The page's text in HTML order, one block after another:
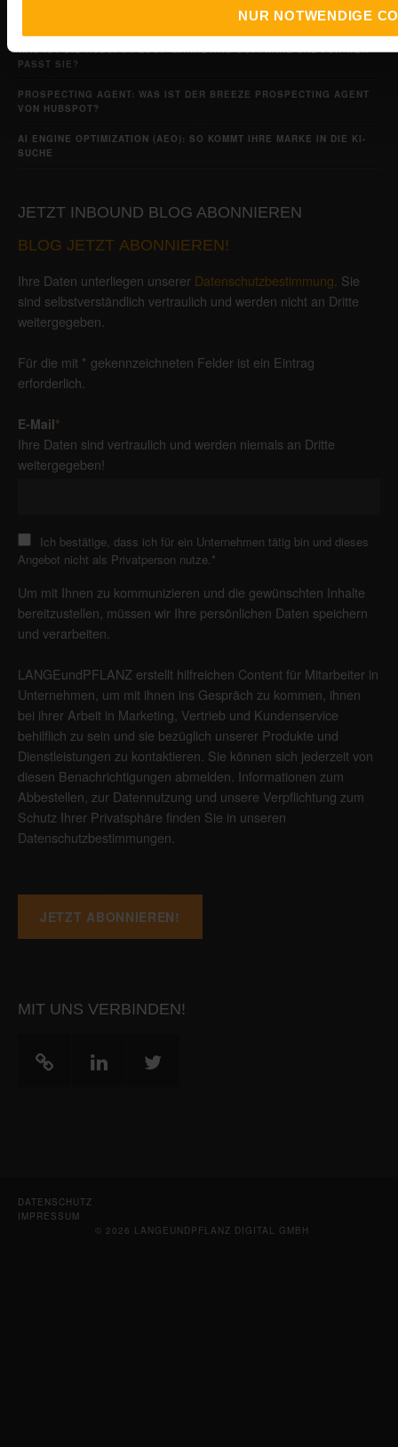
NUR NOTWENDIGE
WAS IST DIE HUBSPOT LOOP MARKETING SOFTWARE UND FÜR WEN
PASST SIE?
PROSPECTING AGENT: WAS IST DER BREEZE PROSPECTING AGENT
VON HUBSPOT?
AI ENGINE OPTIMIZATION (AEO): SO KOMMT IHRE MARKE IN DIE KI-
SUCHE
JETZT INBOUND BLOG ABONNIEREN
BLOG JETZT ABONNIEREN!
Ihre Daten unterliegen unserer Datenschutzbestimmung . Sie
sind selbstverständlich vertraulich und werden nicht an Dritte
weitergegeben.
Für die mit * gekennzeichneten Felder ist ein Eintrag
erforderlich.
E-Mail*
Ihre Daten sind vertraulich und werden niemals an Dritte
weitergegeben!
Ich bestätige, dass ich für ein Unternehmen tätig bin und dieses
Angebot nicht als Privatperson nutze.*
Um mit Ihnen zu kommunizieren und die gewünschten Inhalte
bereitzustellen, müssen wir Ihre persönlichen Daten speichern
und verarbeiten.
LANGEundPFLANZ erstellt hilfreichen Content für Mitarbeiter in
Unternehmen, um mit ihnen ins Gespräch zu kommen, ihnen
bei ihrer Arbeit in Marketing, Vertrieb und Kundenservice
behilflich zu sein und sie bezüglich unserer Produkte und
Dienstleistungen zu kontaktieren. Sie können sich jederzeit von
diesen Benachrichtigungen abmelden. Informationen zum
Abbestellen, zur Datennutzung und unsere Verpflichtung zum
Schutz Ihrer Privatsphäre finden Sie in unseren
Datenschutzbestimmungen
MIT UNS VERBINDEN!
DATENSCHUTZ
IMPRESSUM
© 2026 LANGEUNDPFLANZ DIGITAL GMBH